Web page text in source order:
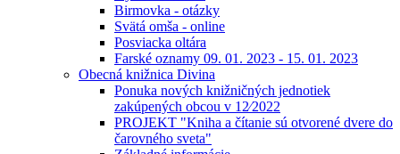
Birmovka - otázky
Svätá omša - online
Posviacka oltára
Farské oznamy 09. 01. 2023 - 15. 01. 2023
Obecná knižnica Divina
Ponuka nových knižničných jednotiek
zakúpených obcou v 12⁄2022
PROJEKT "Kniha a čítanie sú otvorené dvere do
čarovného sveta"